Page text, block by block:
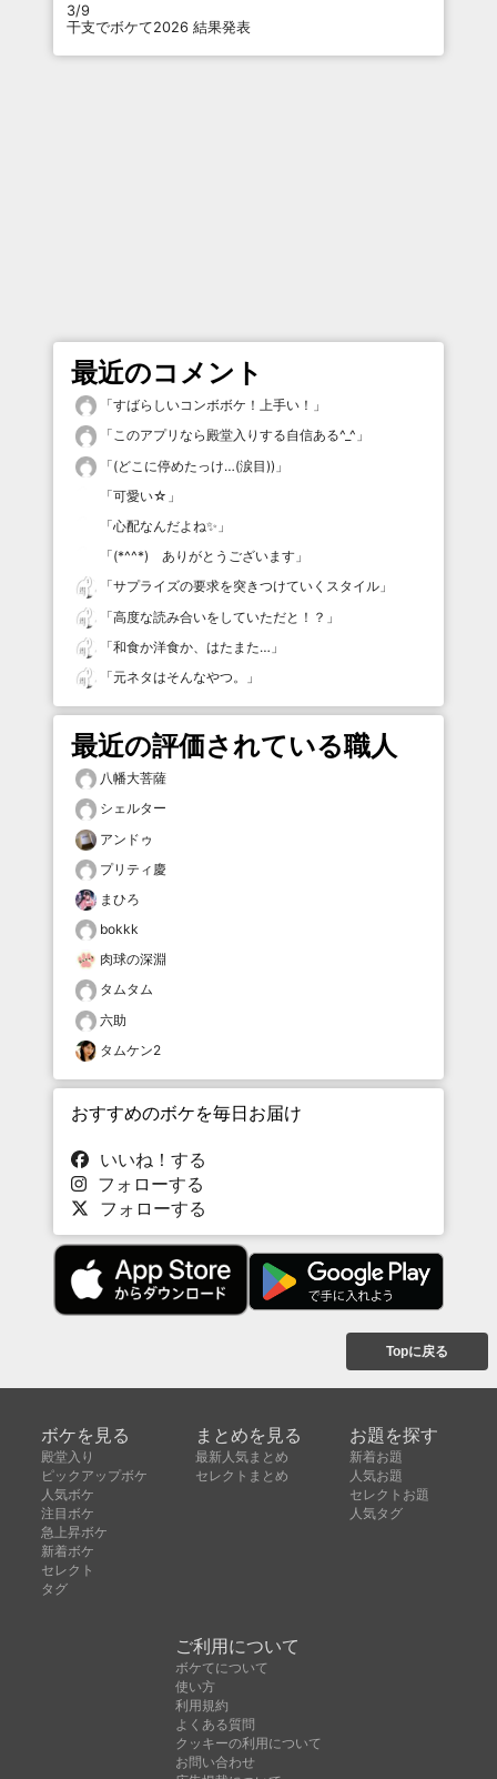
3/9
干支でボケて2026 結果発表
最近のコメント
「すばらしいコンボボケ！上手い！ 」
「このアプリなら殿堂入りする自信ある^_^ 」
「(どこに停めたっけ…(涙目)) 」
「可愛い☆ 」
「心配なんだよね✨ 」
「(*^^*) ありがとうございます 」
「サプライズの要求を突きつけていくスタイル 」
「高度な読み合いをしていただと！？ 」
「和食か洋食か、はたまた… 」
「元ネタはそんなやつ。 」
最近の評価されている職人
八幡大菩薩
シェルター
アンドゥ
プリティ慶
まひろ
bokkk
肉球の深淵
タムタム
六助
タムケン2
おすすめのボケを毎日お届け
いいね！する
フォローする
フォローする
Topに戻る
ボケを見る
殿堂入り
ピックアップボケ
人気ボケ
注目ボケ
急上昇ボケ
新着ボケ
セレクト
タグ
まとめを見る
最新人気まとめ
セレクトまとめ
お題を探す
新着お題
人気お題
セレクトお題
人気タグ
ご利用について
ボケてについて
使い方
利用規約
よくある質問
クッキーの利用について
お問い合わせ